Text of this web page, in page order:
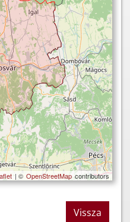
| © OpenStreetMap contributors
Vissza